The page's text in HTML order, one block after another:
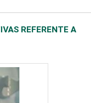
REFERENTE A